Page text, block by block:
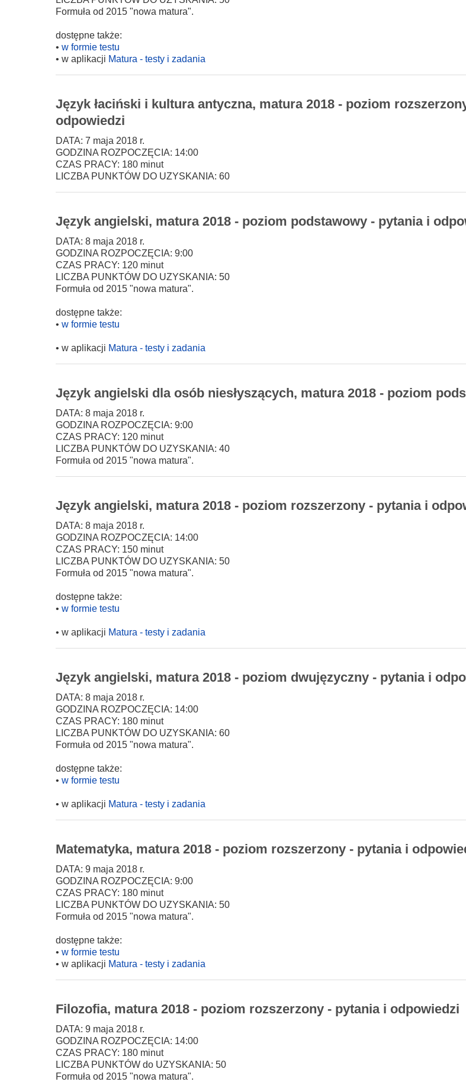
Formuła od 2015 "nowa matura".
dostępne także:
• w formie testu
• w aplikacji Matura - testy i zadania
Język łaciński i kultura antyczna, matura 2018 - poziom
odpowiedzi
DATA: 7 maja 2018 r.
GODZINA ROZPOCZĘCIA: 14:00
CZAS PRACY: 180 minut
LICZBA PUNKTÓW DO UZYSKANIA: 60
Język angielski, matura 2018 - poziom podstawowy - pytania i
DATA: 8 maja 2018 r.
GODZINA ROZPOCZĘCIA: 9:00
CZAS PRACY: 120 minut
LICZBA PUNKTÓW DO UZYSKANIA: 50
Formuła od 2015 "nowa matura".
dostępne także:
• w formie testu
• w aplikacji Matura - testy i zadania
Język angielski dla osób niesłyszących, matura 2018 - poziom
DATA: 8 maja 2018 r.
GODZINA ROZPOCZĘCIA: 9:00
CZAS PRACY: 120 minut
LICZBA PUNKTÓW DO UZYSKANIA: 40
Formuła od 2015 "nowa matura".
Język angielski, matura 2018 - poziom rozszerzony - pytania i
DATA: 8 maja 2018 r.
GODZINA ROZPOCZĘCIA: 14:00
CZAS PRACY: 150 minut
LICZBA PUNKTÓW DO UZYSKANIA: 50
Formuła od 2015 "nowa matura".
dostępne także:
• w formie testu
• w aplikacji Matura - testy i zadania
Język angielski, matura 2018 - poziom dwujęzyczny - pytania i
DATA: 8 maja 2018 r.
GODZINA ROZPOCZĘCIA: 14:00
CZAS PRACY: 180 minut
LICZBA PUNKTÓW DO UZYSKANIA: 60
Formuła od 2015 "nowa matura".
dostępne także:
• w formie testu
• w aplikacji Matura - testy i zadania
Matematyka, matura 2018 - poziom rozszerzony - pytania i
DATA: 9 maja 2018 r.
GODZINA ROZPOCZĘCIA: 9:00
CZAS PRACY: 180 minut
LICZBA PUNKTÓW DO UZYSKANIA: 50
Formuła od 2015 "nowa matura".
dostępne także:
• w formie testu
• w aplikacji Matura - testy i zadania
Filozofia, matura 2018 - poziom rozszerzony - pytania i odpowiedzi
DATA: 9 maja 2018 r.
GODZINA ROZPOCZĘCIA: 14:00
CZAS PRACY: 180 minut
LICZBA PUNKTÓW do UZYSKANIA: 50
Formuła od 2015 "nowa matura".